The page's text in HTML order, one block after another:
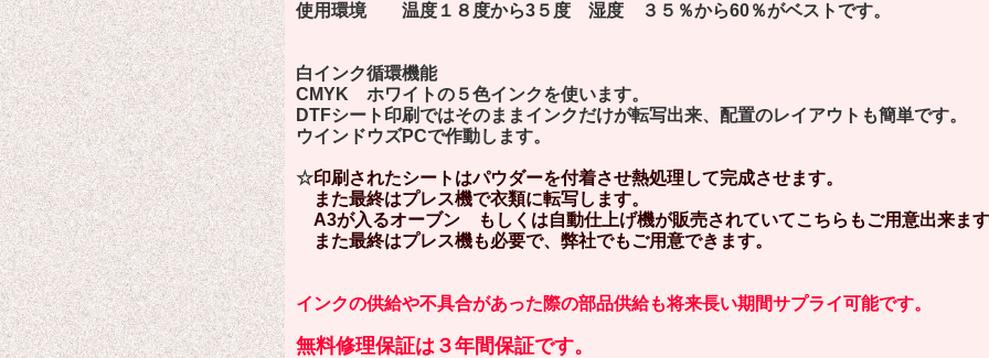
使用環境 温度１８度から3５度 湿度 ３５％から60％がベストです。
白インク循環機能
CMYK ホワイトの５色インクを使います。
DTFシート印刷ではそのままインクだけが転写出来、配置のレイアウトも簡単です。
ウインドウズPCで作動します。
☆印刷されたシートはパウダーを付着させ熱処理して完成させます。
また最終はプレス機で衣類に転写します。
A3が入るオーブン もしくは自動仕上げ機が販売されていてこちらもご用意出来ま
また最終はプレス機も必要で、弊社でもご用意できます。
インクの供給や不具合があった際の部品供給も将来長い期間サプライ可能です。
無料修理保証は３年間保証です。